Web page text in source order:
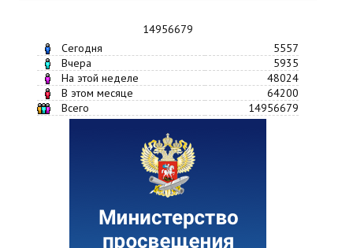
14956679
Сегодня
5557
Вчера
5935
На этой неделе
48024
В этом месяце
64200
Всего
14956679